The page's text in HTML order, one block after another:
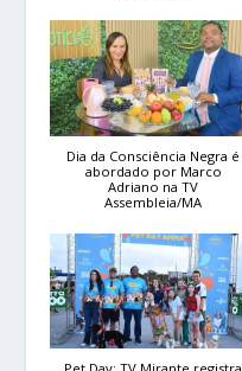
Dia da Consciência Negra é
abordado por Marco
Adriano na TV
Assembleia/MA